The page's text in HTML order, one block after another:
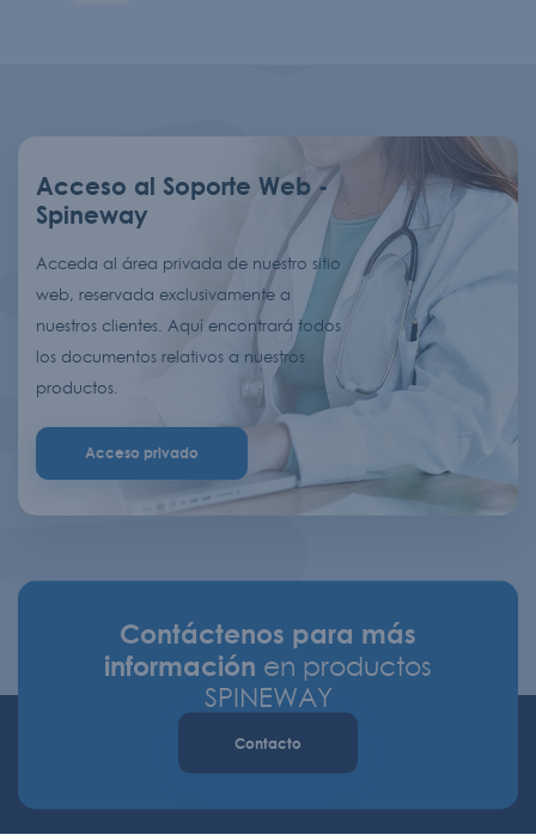
Acceso al Soporte Web -
Spineway
Acceda al área privada de nuestro sitio
web, reservada exclusivamente a
nuestros clientes. Aquí encontrará todos
los documentos relativos a nuestros
productos.
Acceso privado
Contáctenos para más
información en productos
SPINEWAY
Contacto